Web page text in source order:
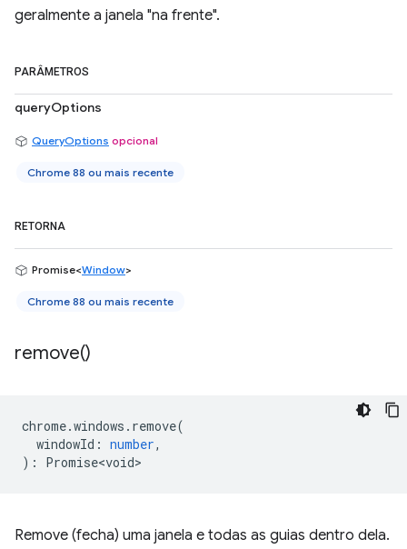
geralmente a janela "na frente".
PARÂMETROS
queryOptions
QueryOptions opcional
Chrome 88 ou mais recente
RETORNA
Promise<Window>
Chrome 88 ou mais recente
remove()
chrome.windows . remove(
windowId : number,
) : Promise<void>
Remove (fecha) uma janela e todas as guias dentro dela.